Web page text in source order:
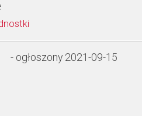
- ogłoszony 2021-09-15